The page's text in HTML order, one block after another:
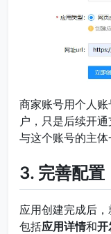
商家账号用个人
户，只是后续开
与这个账号的主体
3. 完善配置
应用创建完成后
包括应用详情和开